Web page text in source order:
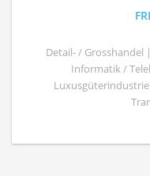
Detail- / Grosshandel
Informatik /